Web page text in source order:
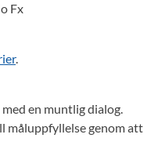
Fx
.
en muntlig dialog.
måluppfyllelse genom att